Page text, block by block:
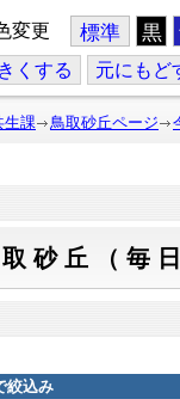
変更 標準 黒
きくする 元にもど
生課 鳥取砂丘ページ
砂丘（毎
絞込み